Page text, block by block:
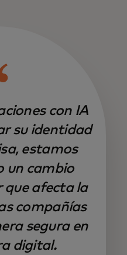
con IA
su identidad
estamos
un cambio
afecta la
compañías
segura en
digital.